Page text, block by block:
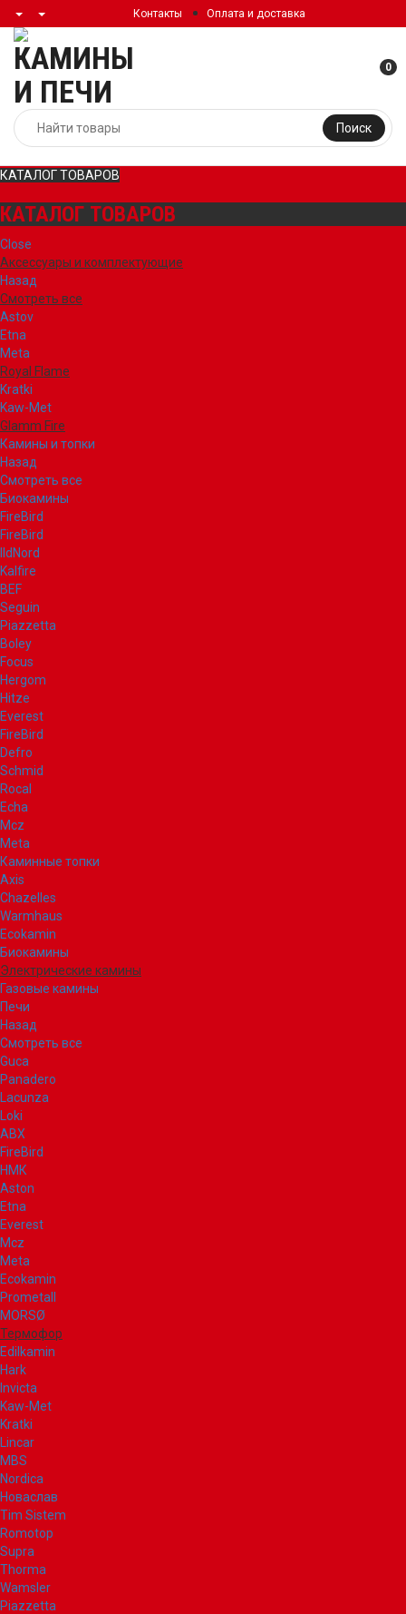
Контакты Оплата и доставка
Поиск
0
КАТАЛОГ ТОВАРОВ
КАТАЛОГ ТОВАРОВ
Close
Аксессуары и комплектующие
Назад
Смотреть все
Astov
Etna
Meta
Royal Flame
Kratki
Kaw-Met
Glamm Fire
Камины и топки
Назад
Смотреть все
Биокамины
FireBird
FireBird
IldNord
Kalfire
BEF
Seguin
Piazzetta
Boley
Focus
Hergom
Hitze
Everest
FireBird
Defro
Schmid
Rocal
Echa
Mcz
Meta
Каминные топки
Axis
Chazelles
Warmhaus
Ecokamin
Биокамины
Электрические камины
Газовые камины
Печи
Назад
Смотреть все
Guca
Panadero
Lacunza
Loki
ABX
FireBird
НМК
Aston
Etna
Everest
Mcz
Meta
Ecokamin
Prometall
MORSØ
Термофор
Edilkamin
Hark
Invicta
Kaw-Met
Kratki
Lincar
MBS
Nordica
Новаслав
Tim Sistem
Romotop
Supra
Thorma
Wamsler
Piazzetta